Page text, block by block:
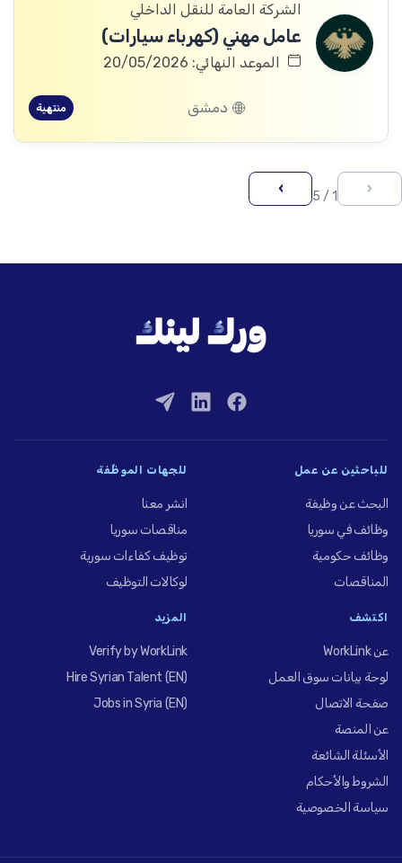
الشركة العامة للنقل الداخلي
عامل مهني (كهرباء سيارات)
الموعد النهائي: 20/05/2026
دمشق منتهية
‹
1 / 5
›
للباحثين عن عمل
البحث عن وظيفة
وظائف في سوريا
وظائف حكومية
المناقصات
للجهات الموظِّفة
انشر معنا
مناقصات سوريا
توظيف كفاءات سورية
لوكالات التوظيف
اكتشف
عن WorkLink
لوحة بيانات سوق العمل
صفحة الاتصال
عن المنصة
الأسئلة الشائعة
الشروط والأحكام
سياسة الخصوصية
المزيد
Verify by WorkLink
Hire Syrian Talent (EN)
Jobs in Syria (EN)